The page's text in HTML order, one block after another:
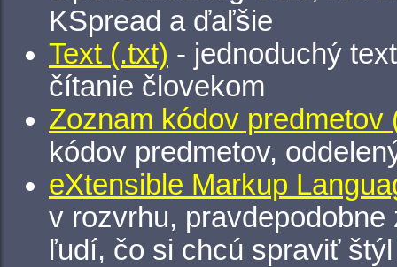
KSpread a ďaľšie
Text (.txt) - jednoduchý
čítanie človekom
Zoznam kódov predmetov
kódov predmetov,
eXtensible Markup
v rozvrhu,
ľudí, čo si chcú spraviť